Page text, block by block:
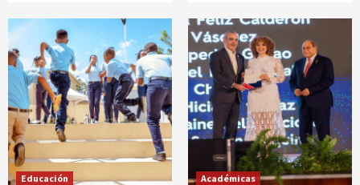
Educación Académicas